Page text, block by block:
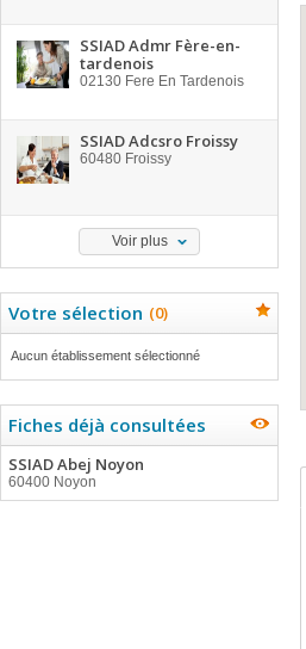
SSIAD Admr Fère-en-
tardenois
02130 Fere En Tardenois
SSIAD Adcsro Froissy
60480 Froissy
Voir plus
Votre sélection (0)
Aucun établissement sélectionné
Fiches déjà consultées
SSIAD Abej Noyon
60400 Noyon